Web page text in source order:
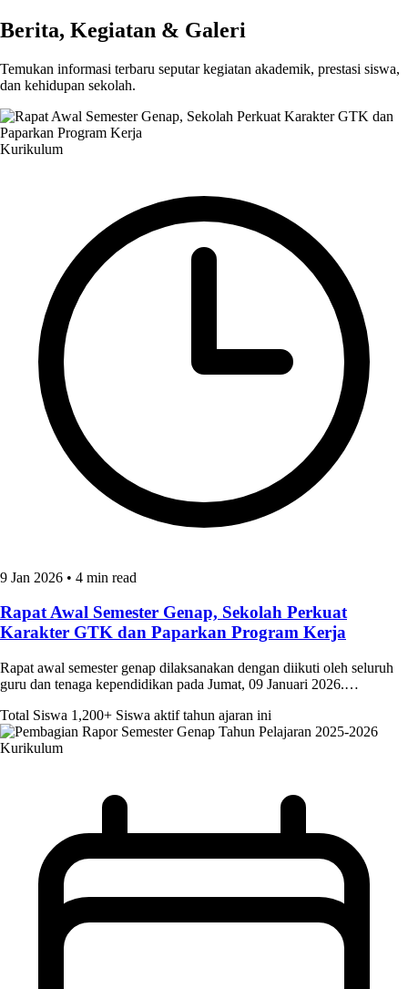
Berita, Kegiatan & Galeri
Temukan informasi terbaru seputar kegiatan akademik, prestasi siswa,
dan kehidupan sekolah.
Kurikulum
9 Jan 2026 • 4 min read
Rapat Awal Semester Genap, Sekolah Perkuat
Karakter GTK dan Paparkan Program Kerja
Rapat awal semester genap dilaksanakan dengan diikuti oleh seluruh
guru dan tenaga kependidikan pada Jumat, 09 Januari 2026.…
Total Siswa 1,200+ Siswa aktif tahun ajaran ini
Kurikulum